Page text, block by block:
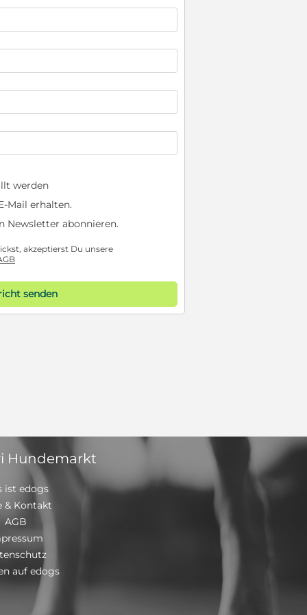
werden
Mail erhalten.
Newsletter abonnieren.
akzeptierst Du unsere
senden
Hundemarkt
ist edogs
& Kontakt
AGB
auf edogs